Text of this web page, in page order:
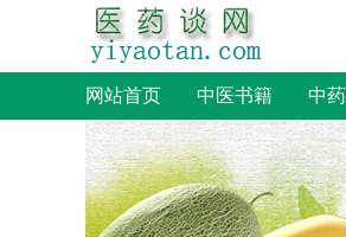
网站首页 中医书籍 中